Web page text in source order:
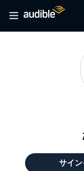
サイ